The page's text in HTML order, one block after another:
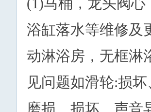
(1)马桶，龙头阀
浴缸落水等维修及
动淋浴房，无框淋
见问题如滑轮:损
磨损、损坏、声音